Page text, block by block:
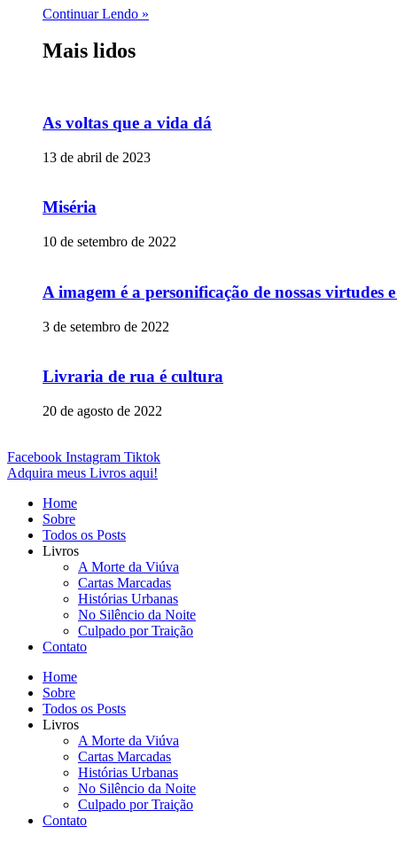
Continuar Lendo »
Mais lidos
As voltas que a vida dá
13 de abril de 2023
Miséria
10 de setembro de 2022
A imagem é a personificação de nossas virtudes
3 de setembro de 2022
Livraria de rua é cultura
20 de agosto de 2022
Facebook Instagram Tiktok
Adquira meus Livros aqui!
Home
Sobre
Todos os Posts
Livros
A Morte da Viúva
Cartas Marcadas
Histórias Urbanas
No Silêncio da Noite
Culpado por Traição
Contato
Home
Sobre
Todos os Posts
Livros
A Morte da Viúva
Cartas Marcadas
Histórias Urbanas
No Silêncio da Noite
Culpado por Traição
Contato